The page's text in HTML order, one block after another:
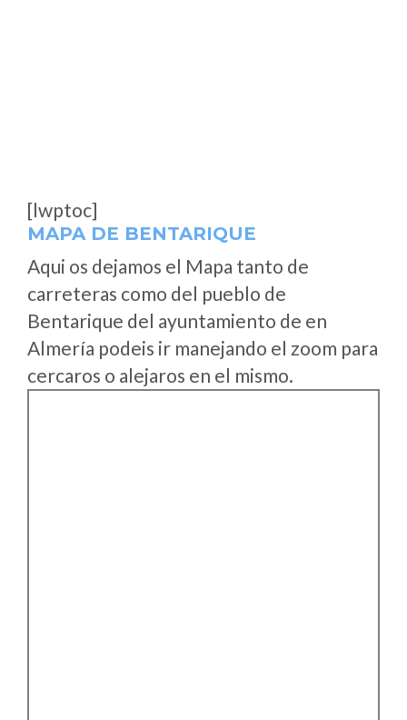
[lwptoc]
MAPA DE BENTARIQUE
Aqui os dejamos el Mapa tanto de
carreteras como del pueblo de
Bentarique del ayuntamiento de en
Almería podeis ir manejando el zoom para
cercaros o alejaros en el mismo.